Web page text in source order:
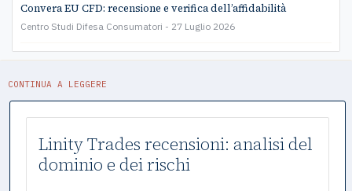
Convera EU CFD: recensione e verifica dell’affidabilità
Centro Studi Difesa Consumatori 27 Luglio 2026
CONTINUA A LEGGERE
Linity Trades recensioni: analisi del
dominio e dei rischi